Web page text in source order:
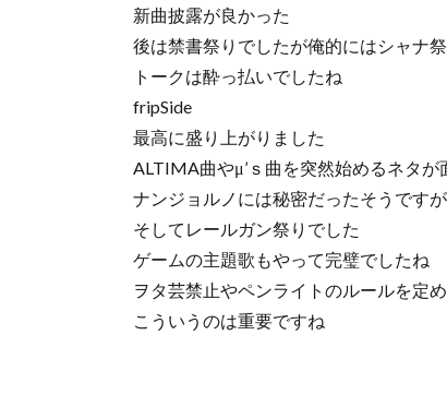
新曲披露が良かった
後は禁書祭りでしたが俺的にはシャナ
トークは酔っ払いでしたね
fripSide
最高に盛り上がりました
ALTIMA曲やμ’ｓ曲を突然始めるネタが
ナンジョルノには秘密だったそうですが
そしてレールガン祭りでした
ゲームの主題歌もやって完璧でしたね
ヲタ芸禁止やペンライトのルールを定
こういうのは重要ですね